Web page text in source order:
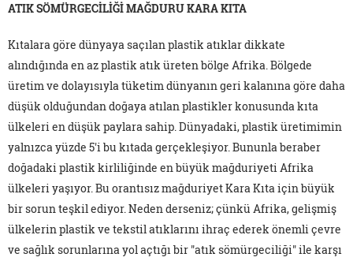
ATIK SÖMÜRGECİLİĞİ MAĞDURU KARA KITA
Kıtalara göre dünyaya saçılan plastik atıklar dikkate
alındığında en az plastik atık üreten bölge Afrika. Bölgede
üretim ve dolayısıyla tüketim dünyanın geri kalanına göre daha
düşük olduğundan doğaya atılan plastikler konusunda kıta
ülkeleri en düşük paylara sahip. Dünyadaki, plastik üretimimin
yalnızca yüzde 5'i bu kıtada gerçekleşiyor. Bununla beraber
doğadaki plastik kirliliğinde en büyük mağduriyeti Afrika
ülkeleri yaşıyor. Bu orantısız mağduriyet Kara Kıta için büyük
bir sorun teşkil ediyor. Neden derseniz; çünkü Afrika, gelişmiş
ülkelerin plastik ve tekstil atıklarını ihraç ederek önemli çevre
ve sağlık sorunlarına yol açtığı bir "atık sömürgeciliği" ile karşı